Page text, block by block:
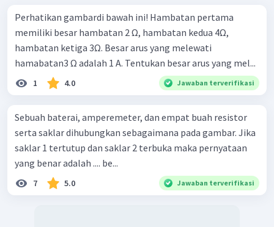
Perhatikan gambardi bawah ini! Hambatan pertama
memiliki besar hambatan 2 Ω, hambatan kedua 4Ω,
hambatan ketiga 3Ω. Besar arus yang melewati
hamabatan3 Ω adalah 1 A. Tentukan besar arus yang mel...
1 4.0 Jawaban terverifikasi
Sebuah baterai, amperemeter, dan empat buah resistor
serta saklar dihubungkan sebagaimana pada gambar. Jika
saklar 1 tertutup dan saklar 2 terbuka maka pernyataan
yang benar adalah .... be...
7 5.0 Jawaban terverifikasi